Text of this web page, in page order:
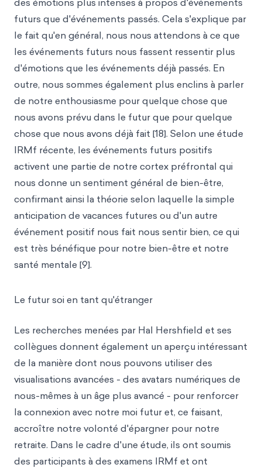
futurs que d'événements passés. Cela s'explique par
le fait qu'en général, nous nous attendons à ce que
les événements futurs nous fassent ressentir plus
d'émotions que les événements déjà passés. En
outre, nous sommes également plus enclins à parler
de notre enthousiasme pour quelque chose que
nous avons prévu dans le futur que pour quelque
chose que nous avons déjà fait [18]. Selon une étude
IRMf récente, les événements futurs positifs
activent une partie de notre cortex préfrontal qui
nous donne un sentiment général de bien-être,
confirmant ainsi la théorie selon laquelle la simple
anticipation de vacances futures ou d'un autre
événement positif nous fait nous sentir bien, ce qui
est très bénéfique pour notre bien-être et notre
santé mentale [9].
Le futur soi en tant qu'étranger
Les recherches menées par Hal Hershfield et ses
collègues donnent également un aperçu intéressant
de la manière dont nous pouvons utiliser des
visualisations avancées - des avatars numériques de
nous-mêmes à un âge plus avancé - pour renforcer
la connexion avec notre moi futur et, ce faisant,
accroître notre volonté d'épargner pour notre
retraite. Dans le cadre d'une étude, ils ont soumis
des participants à des examens IRMf et ont